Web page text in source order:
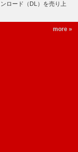
ロード（DL）を売り上
more »